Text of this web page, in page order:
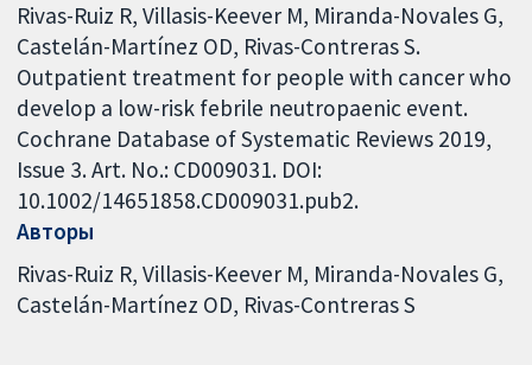
Rivas-Ruiz R, Villasis-Keever M, Miranda-Novales G,
Castelán-Martínez OD, Rivas-Contreras S.
Outpatient treatment for people with cancer who
develop a low-risk febrile neutropaenic event.
Cochrane Database of Systematic Reviews 2019,
Issue 3. Art. No.: CD009031. DOI:
10.1002/14651858.CD009031.pub2.
Авторы
Rivas-Ruiz R Villasis-Keever M Miranda-Novales G
Castelán-Martínez OD Rivas-Contreras S